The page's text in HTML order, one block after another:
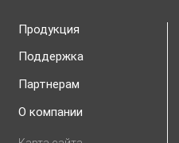
Продукция
Поддержка
Партнерам
О компании